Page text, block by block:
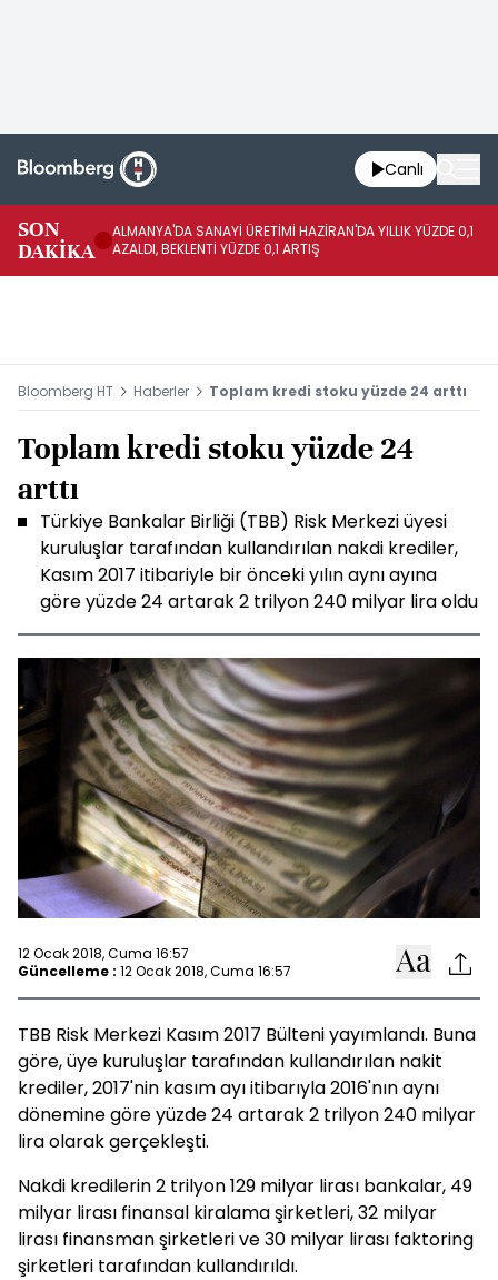
Canlı
SON
DAKİKA
ALMANYA'DA SANAYİ ÜRETİMİ HAZİRAN'DA YILLIK YÜZDE 0,1
AZALDI, BEKLENTİ YÜZDE 0,1 ARTIŞ
Bloomberg HT Haberler Toplam kredi stoku yüzde 24 arttı
Toplam kredi stoku yüzde 24
arttı
Türkiye Bankalar Birliği (TBB) Risk Merkezi üyesi
kuruluşlar tarafından kullandırılan nakdi krediler,
Kasım 2017 itibariyle bir önceki yılın aynı ayına
göre yüzde 24 artarak 2 trilyon 240 milyar lira oldu
12 Ocak 2018, Cuma 16:57
Güncelleme : 12 Ocak 2018, Cuma 16:57
TBB Risk Merkezi Kasım 2017 Bülteni yayımlandı. Buna
göre, üye kuruluşlar tarafından kullandırılan nakit
krediler, 2017'nin kasım ayı itibarıyla 2016'nın aynı
dönemine göre yüzde 24 artarak 2 trilyon 240 milyar
lira olarak gerçekleşti.
Nakdi kredilerin 2 trilyon 129 milyar lirası bankalar, 49
milyar lirası finansal kiralama şirketleri, 32 milyar
lirası finansman şirketleri ve 30 milyar lirası faktoring
şirketleri tarafından kullandırıldı.